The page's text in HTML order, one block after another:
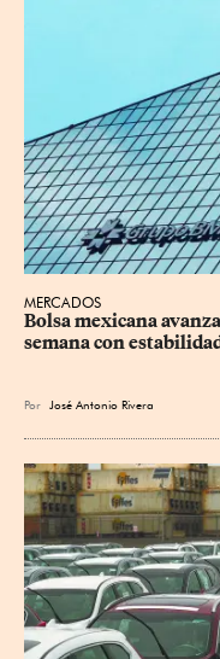
MERCADOS
Bolsa mexicana
semana con
Por José Antonio Rivera